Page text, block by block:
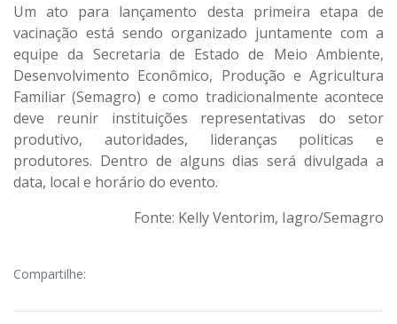
Um ato para lançamento desta primeira etapa de
vacinação está sendo organizado juntamente com a
equipe da Secretaria de Estado de Meio Ambiente,
Desenvolvimento Econômico, Produção e Agricultura
Familiar (Semagro) e como tradicionalmente acontece
deve reunir instituições representativas do setor
produtivo, autoridades, lideranças politicas e
produtores. Dentro de alguns dias será divulgada a
data, local e horário do evento.
Fonte: Kelly Ventorim, Iagro/Semagro
Compartilhe: